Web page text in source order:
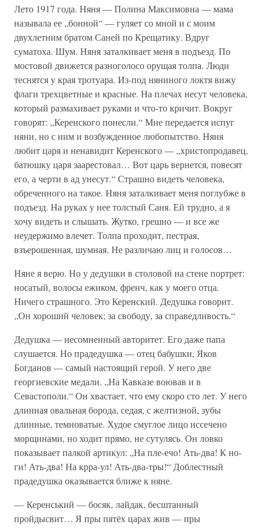
Лето 1917 года. Няня — Полина Максимовна — мама
называла ее „бонной“ — гуляет со мной и с моим
двухлетним братом Саней по Крещатику. Вдруг
суматоха. Шум. Няня заталкивает меня в подъезд. По
мостовой движется разноголосо орущая толпа. Люди
теснятся у края тротуара. Из-под няниного локтя вижу
флаги трехцветные и красные. На плечах несут человека,
который размахивает руками и что-то кричит. Вокруг
говорят: „Керенского понесли.“ Мне передается испуг
няни, но с ним и возбужденное любопытство. Няня
любит царя и ненавидит Керенского — „христопродавец,
батюшку царя заарестовал… Вот царь вернется, повесят
его, а черти в ад унесут.“ Страшно видеть человека,
обреченного на такое. Няня заталкивает меня поглубже в
подъезд. На руках у нее толстый Саня. Ей трудно, а я
хочу видеть и слышать. Жутко, грешно — и все же
неудержимо влечет. Толпа проходит, пестрая,
взъерошенная, шумная. Не различаю лиц и голосов…
Няне я верю. Но у дедушки в столовой на стене портрет:
носатый, волосы ежиком, френч, как у моего отца.
Ничего страшного. Это Керенский. Дедушка говорит.
„Он хороший человек; за свободу, за справедливость.“
Дедушка — несомненный авторитет. Его даже папа
слушается. Но прадедушка — отец бабушки, Яков
Богданов — самый настоящий герой. У него две
георгиевские медали. „На Кавказе воював и в
Севастополи.“ Он хвастает, что ему скоро сто лет. У него
длинная овальная борода, седая, с желтизной, зубы
длинные, темноватые. Худое смуглое лицо иссечено
морщинами, но ходит прямо, не сутулясь. Он ловко
показывает палкой артикул: „На пле-ечо! Ать-два! К но-
ги! Ать-два! На крра-ул! Ать-два-тры!“ Доблестный
прадедушка оказывается ближе к няне.
— Керенський — босяк, лайдак, бесштанный
пройдысвит… Я пры пятёх царах жив — пры